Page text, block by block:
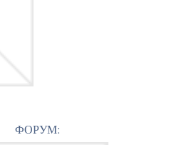
ФОРУМ: